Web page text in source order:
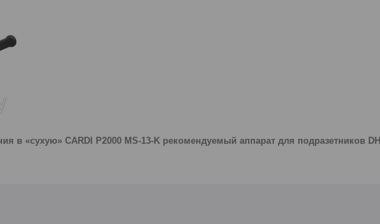
в «сухую» CARDI P2000 MS-13-K рекомендуемый аппарат для подразетников DH